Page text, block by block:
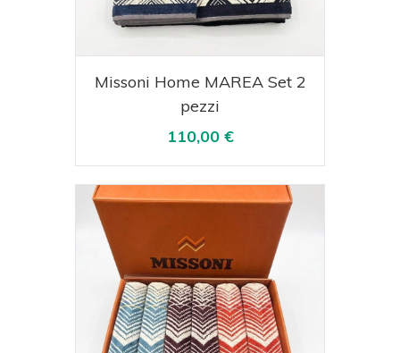
Acquista Visualizza
Missoni Home MAREA Set 2
pezzi
110,00 €